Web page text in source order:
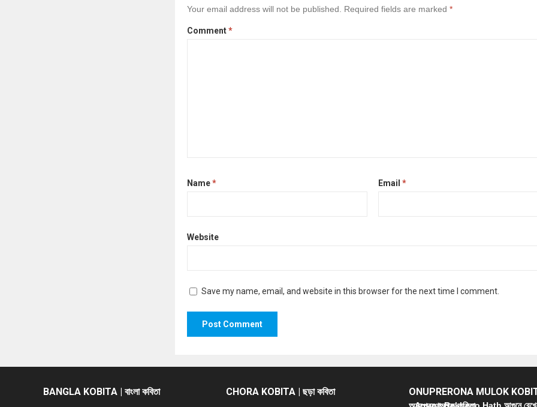
Your email address will not be published. Required fields are marked *
Comment*
Name* Email*
Website
Save my name, email, and website in this browser for the next time I comment.
BANGLA KOBITA | বাংলা কবিতা CHORA KOBITA | ছড়া কবিতা
ONUPRERONA MULOK